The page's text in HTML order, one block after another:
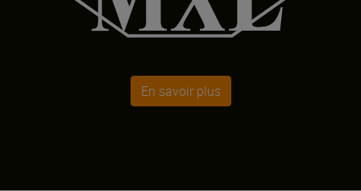
En savoir plus